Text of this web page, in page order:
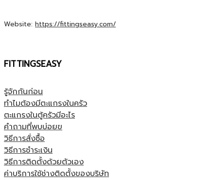
Website: https://fittingseasy.com/
FITTINGSEASY
รู้จักกันก่อน
ทำไมต้องมีตะแกรงในครัว
ตะแกรงในตู้ครัวมีอะไร
คำถามที่พบบ่อยฃ
วิธีการสั่งซื้อ
วิธีการชำระเงิน
วิธีการติดตั้งด้วยตัวเอง
ค่าบริการใช้ช่างติดตั้งของบริษัท